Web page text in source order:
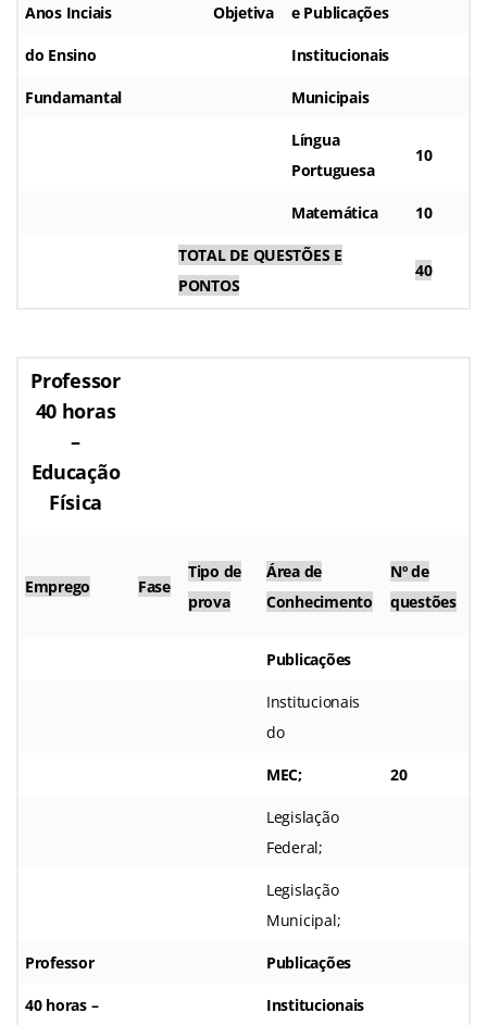
Anos Inciais Objetiva e Publicações
do Ensino Institucionais
Fundamantal Municipais
Língua
Portuguesa
10
Matemática 10
TOTAL DE QUESTÕES E
PONTOS
40
Professor
40 horas
–
Educação
Física
Emprego Fase
Tipo de
prova
Área de
Conhecimento
Nº de
questões
Publicações
Institucionais
do
MEC; 20
Legislação
Federal;
Legislação
Municipal;
Professor Publicações
40 horas – Institucionais